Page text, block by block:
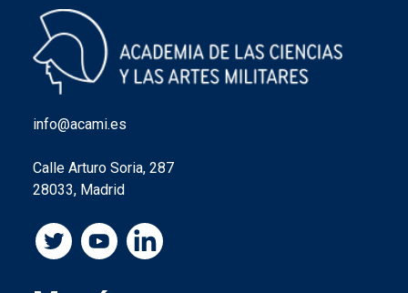
de
entradas
info@acami.es
Calle Arturo Soria, 287
28033, Madrid